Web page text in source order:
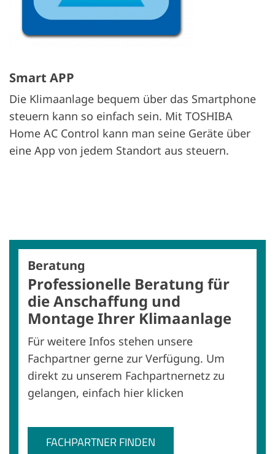
Smart APP
Die Klimaanlage bequem über das Smartphone
steuern kann so einfach sein. Mit TOSHIBA
Home AC Control kann man seine Geräte über
eine App von jedem Standort aus steuern.
Beratung
Professionelle Beratung für
die Anschaffung und
Montage Ihrer Klimaanlage
Für weitere Infos stehen unsere
Fachpartner gerne zur Verfügung. Um
direkt zu unserem Fachpartnernetz zu
gelangen, einfach hier klicken
FACHPARTNER FINDEN